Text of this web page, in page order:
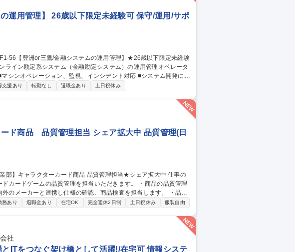
運用管理】 26歳以下限定未経験可 保守/運用/サポ
成 【業務の魅力】 ITILに基づいた大規模金融システムの運用業務
支援あり 転勤なし 退職金あり 土日祝休み
ード商品 品質管理担当 シェア拡大中 品質管理(日
ームの品質管理を担当いただきます。 ・商品の品質管理
のメーカーと連携し仕様の確認、商品検査を担当します。 ・品質
務あり 退職金あり 在宅OK 完全週休2日制 土日祝休み 服装自由
社
ITをつなぐ架け橋として活躍!/在宅可 情報システ